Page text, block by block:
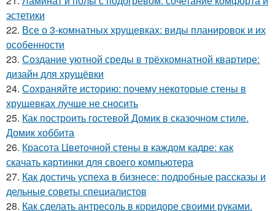
эстетики
22. Все о 3-комнатных хрущевках: виды планировок и их
особенности
23. Создание уютной среды в трёхкомнатной квартире:
дизайн для хрущёвки
24. Сохраняйте историю: почему некоторые стены в
хрущевках лучше не сносить
25. Как построить гостевой Домик в сказочном стиле.
Домик хоббита
26. Красота Цветочной стены в каждом кадре: как
скачать картинки для своего компьютера
27. Как достичь успеха в бизнесе: подробные рассказы и
дельные советы специалистов
28. Как сделать антресоль в коридоре своими руками.